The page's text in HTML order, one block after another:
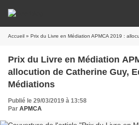
Accueil » Prix du Livre en Médiation APMCA 2019 : allocution de
Prix du Livre en Médiation
allocution de Catherine Guy,
Médiations
Publié le 29/03/2019 à 13:58
Par APMCA